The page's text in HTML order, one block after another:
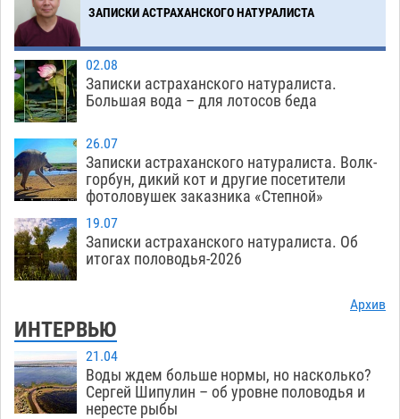
ЗАПИСКИ АСТРАХАНСКОГО НАТУРАЛИСТА
02.08
Записки астраханского натуралиста.
Большая вода – для лотосов беда
26.07
Записки астраханского натуралиста. Волк-
горбун, дикий кот и другие посетители
фотоловушек заказника «Степной»
19.07
Записки астраханского натуралиста. Об
итогах половодья-2026
Архив
ИНТЕРВЬЮ
21.04
Воды ждем больше нормы, но насколько?
Сергей Шипулин – об уровне половодья и
нересте рыбы